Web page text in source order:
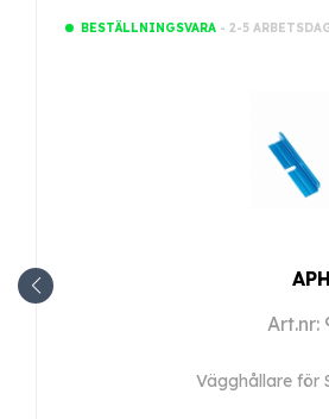
BESTÄLLNINGSVARA- 2-5
Art.nr:
Vägghållare för